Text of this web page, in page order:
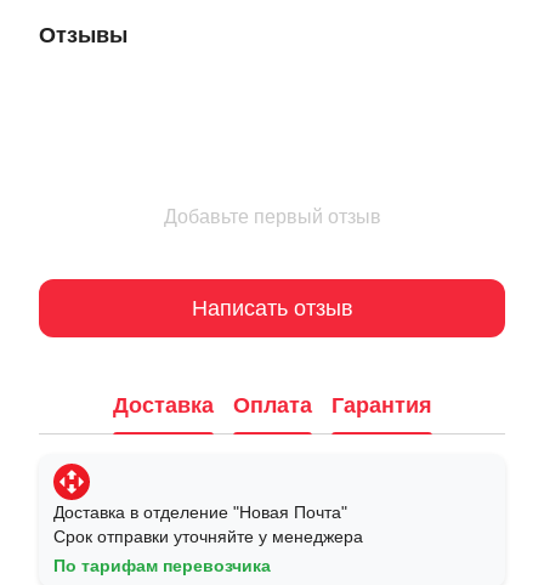
Отзывы
Добавьте первый отзыв
Написать отзыв
Доставка Оплата Гарантия
Доставка в отделение "Новая Почта"
Срок отправки уточняйте у менеджера
По тарифам перевозчика